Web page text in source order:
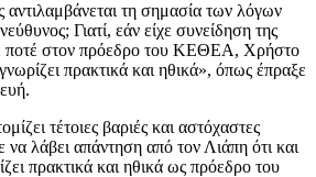
τη σημασία των λόγων
Γιατί, εάν είχε συνείδηση της
ποτέ στον πρόεδρο του ΚΕΘΕΑ, Χρήστο
πρακτικά και ηθικά», όπως έπραξε
τέτοιες βαριές και αστόχαστες
λάβει απάντηση από τον Λιάπη ότι και
πρακτικά και ηθικά ως πρόεδρο του